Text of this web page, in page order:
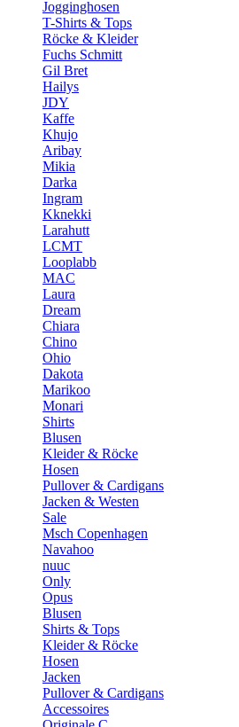
Jogginghosen
T-Shirts & Tops
Röcke & Kleider
Fuchs Schmitt
Gil Bret
Hailys
JDY
Kaffe
Khujo
Aribay
Mikia
Darka
Ingram
Kknekki
Larahutt
LCMT
Looplabb
MAC
Laura
Dream
Chiara
Chino
Ohio
Dakota
Marikoo
Monari
Shirts
Blusen
Kleider & Röcke
Hosen
Pullover & Cardigans
Jacken & Westen
Sale
Msch Copenhagen
Navahoo
nuuc
Only
Opus
Blusen
Shirts & Tops
Kleider & Röcke
Hosen
Jacken
Pullover & Cardigans
Accessoires